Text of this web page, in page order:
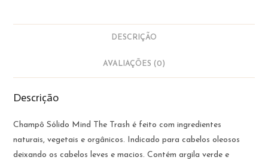
DESCRIÇÃO
AVALIAÇÕES (0)
Descrição
Champô Sólido Mind The Trash é feito com ingredientes
naturais, vegetais e orgânicos. Indicado para cabelos oleosos
deixando os cabelos leves e macios. Contém argila verde e